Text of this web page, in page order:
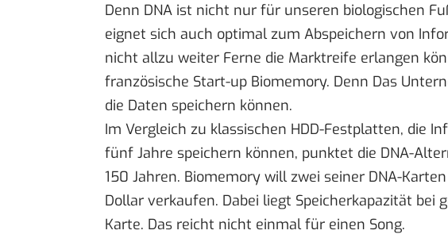
Denn DNA ist nicht nur für unseren biologischen
eignet sich auch optimal zum Abspeichern von
nicht allzu weiter Ferne die Marktreife erlangen
französische Start-up Biomemory. Denn Das
die Daten speichern können.
Im Vergleich zu klassischen HDD-Festplatten, die
fünf Jahre speichern können, punktet die DNA-
150 Jahren. Biomemory will zwei seiner DNA-
Dollar verkaufen. Dabei liegt Speicherkapazität bei
Karte. Das reicht nicht einmal für einen Song.